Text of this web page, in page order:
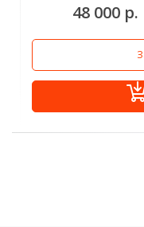
48 000 р.